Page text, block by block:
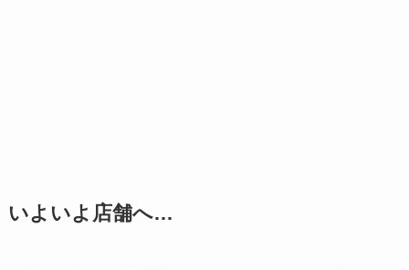
いよいよ店舗へ…